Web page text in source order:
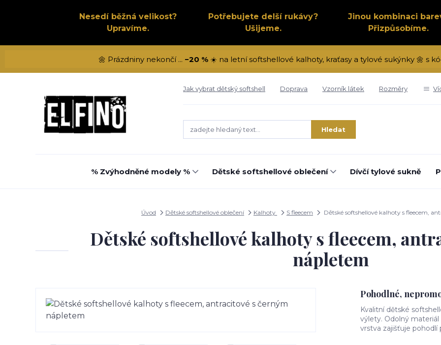
Nesedí běžná velikost?
Upravíme.
Potřebujete delší rukávy?
Ušijeme.
Jinou kombinaci
Přizpůsobíme.
🌼 Prázdniny nekončí ... −20 %☀️ na letní softshellové kalhoty, kraťasy a tylové sukýnky 🌼 s
Jak vybrat dětský softshell Doprava Vzorník látek Rozměry
Hledat
% Zvýhodněné modely % Dětské softshellové oblečení Dívčí tylové sukně
Úvod Dětské softshellové oblečení Kalhoty S fleecem Dětské softshellové kalhoty s fleecem,
Dětské softshellové kalhoty s fleecem,
nápletem
Pohodlné,
Kvalitní dětské
výlety. Odolný
vrstva zajišťuje pohodlí